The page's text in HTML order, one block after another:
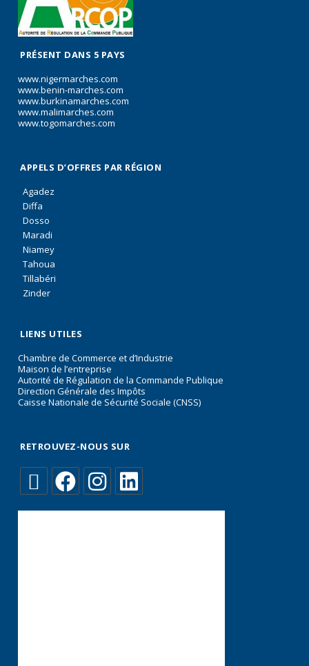
PRÉSENT DANS 5 PAYS
www.nigermarches.com
www.benin-marches.com
www.burkinamarches.com
www.malimarches.com
www.togomarches.com
APPELS D’OFFRES PAR RÉGION
Agadez
Diffa
Dosso
Maradi
Niamey
Tahoua
Tillabéri
Zinder
LIENS UTILES
Chambre de Commerce et d’Industrie
Maison de l’entreprise
Autorité de Régulation de la Commande Publique
Direction Générale des Impôts
Caisse Nationale de Sécurité Sociale (CNSS)
RETROUVEZ-NOUS SUR